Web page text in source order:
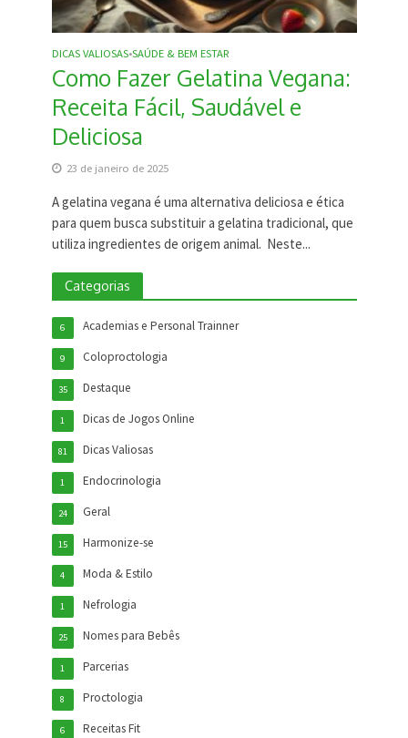
DICAS VALIOSAS•SAÚDE & BEM ESTAR
Como Fazer Gelatina Vegana:
Receita Fácil, Saudável e
Deliciosa
23 de janeiro de 2025
A gelatina vegana é uma alternativa deliciosa e ética
para quem busca substituir a gelatina tradicional, que
utiliza ingredientes de origem animal. Neste...
Categorias
Academias e Personal Trainner
6
Coloproctologia
9
Destaque
35
Dicas de Jogos Online
1
Dicas Valiosas
81
Endocrinologia
1
Geral
24
Harmonize-se
15
Moda & Estilo
4
Nefrologia
1
Nomes para Bebês
25
Parcerias
1
Proctologia
8
Receitas Fit
6